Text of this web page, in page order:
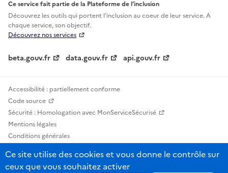
Ce service fait partie de la Plateforme de l’inclusion
Découvrez les outils qui portent l'inclusion aucoeur de leur service. A
chaque service, son objectif.
Découvrez nos services
beta.gouv.fr data.gouv.fr api.gouv.fr
Accessibilité : partiellement conforme
Code source
Sécurité : Homologation avec MonServiceSécurisé
Mentions légales
Conditions générales
Statistiques, lexiques et indicateurs
Ce site utilise des cookies et vous donne le contrôle sur
ceux que vous souhaitez activer